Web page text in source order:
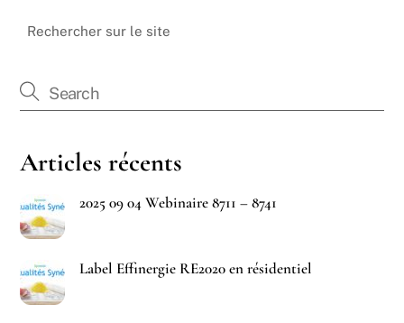
Rechercher sur le site
Articles récents
2025 09 04 Webinaire 8711 – 8741
Label Effinergie RE2020 en résidentiel